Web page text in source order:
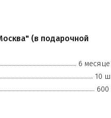
(в подарочной
6
10
600